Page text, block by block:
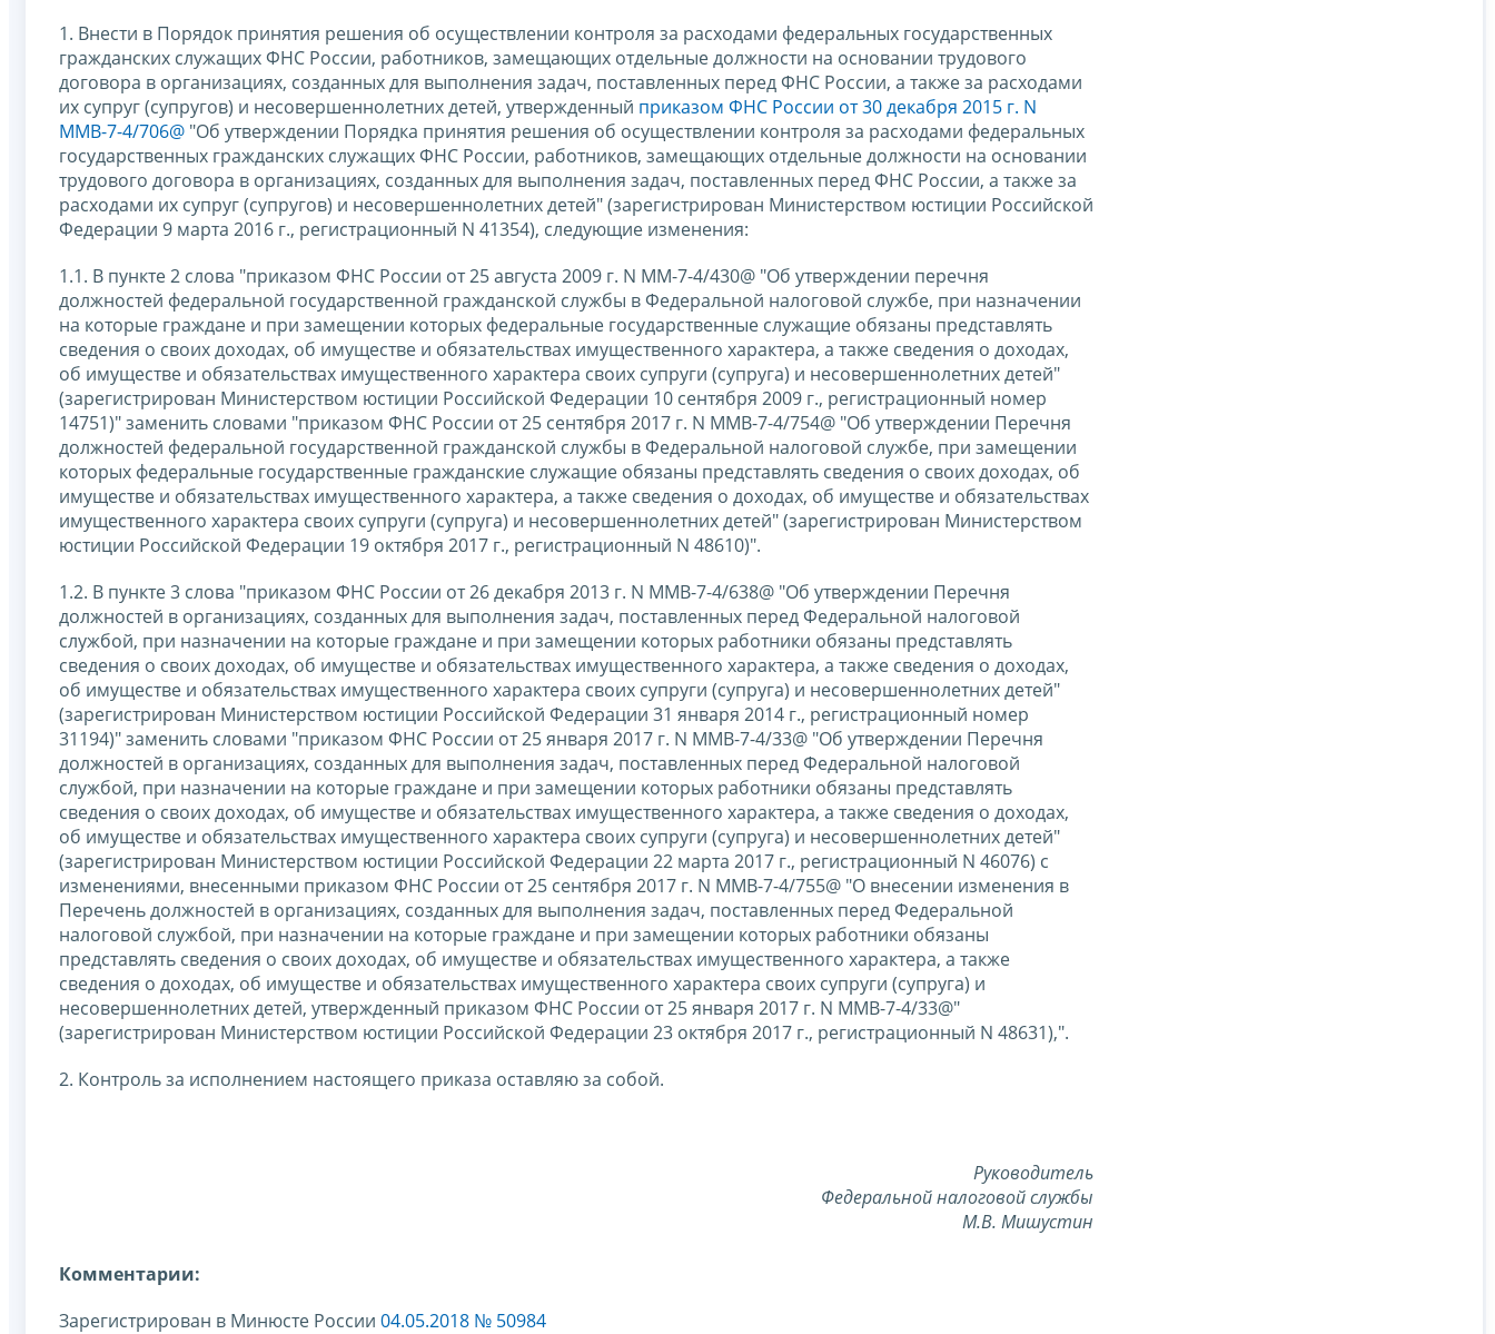
1. Внести в Порядок принятия решения об осуществлении контроля за расходами федеральных государственных
гражданских служащих ФНС России, работников, замещающих отдельные должности на основании трудового
договора в организациях, созданных для выполнения задач, поставленных перед ФНС России, а также за расходами
их супруг (супругов) и несовершеннолетних детей, утвержденный приказом ФНС России от 30 декабря 2015 г. N
ММВ-7-4/706@ "Об утверждении Порядка принятия решения об осуществлении контроля за расходами федеральных
государственных гражданских служащих ФНС России, работников, замещающих отдельные должности на основании
трудового договора в организациях, созданных для выполнения задач, поставленных перед ФНС России, а также за
расходами их супруг (супругов) и несовершеннолетних детей" (зарегистрирован Министерством юстиции Российской
Федерации 9 марта 2016 г., регистрационный N 41354), следующие изменения:
1.1. В пункте 2 слова "приказом ФНС России от 25 августа 2009 г. N ММ-7-4/430@ "Об утверждении перечня
должностей федеральной государственной гражданской службы в Федеральной налоговой службе, при назначении
на которые граждане и при замещении которых федеральные государственные служащие обязаны представлять
сведения о своих доходах, об имуществе и обязательствах имущественного характера, а также сведения о доходах,
об имуществе и обязательствах имущественного характера своих супруги (супруга) и несовершеннолетних детей"
(зарегистрирован Министерством юстиции Российской Федерации 10 сентября 2009 г., регистрационный номер
14751)" заменить словами "приказом ФНС России от 25 сентября 2017 г. N ММВ-7-4/754@ "Об утверждении Перечня
должностей федеральной государственной гражданской службы в Федеральной налоговой службе, при замещении
которых федеральные государственные гражданские служащие обязаны представлять сведения о своих доходах, об
имуществе и обязательствах имущественного характера, а также сведения о доходах, об имуществе и обязательствах
имущественного характера своих супруги (супруга) и несовершеннолетних детей" (зарегистрирован Министерством
юстиции Российской Федерации 19 октября 2017 г., регистрационный N 48610)".
1.2. В пункте 3 слова "приказом ФНС России от 26 декабря 2013 г. N ММВ-7-4/638@ "Об утверждении Перечня
должностей в организациях, созданных для выполнения задач, поставленных перед Федеральной налоговой
службой, при назначении на которые граждане и при замещении которых работники обязаны представлять
сведения о своих доходах, об имуществе и обязательствах имущественного характера, а также сведения о доходах,
об имуществе и обязательствах имущественного характера своих супруги (супруга) и несовершеннолетних детей"
(зарегистрирован Министерством юстиции Российской Федерации 31 января 2014 г., регистрационный номер
31194)" заменить словами "приказом ФНС России от 25 января 2017 г. N ММВ-7-4/33@ "Об утверждении Перечня
должностей в организациях, созданных для выполнения задач, поставленных перед Федеральной налоговой
службой, при назначении на которые граждане и при замещении которых работники обязаны представлять
сведения о своих доходах, об имуществе и обязательствах имущественного характера, а также сведения о доходах,
об имуществе и обязательствах имущественного характера своих супруги (супруга) и несовершеннолетних детей"
(зарегистрирован Министерством юстиции Российской Федерации 22 марта 2017 г., регистрационный N 46076) с
изменениями, внесенными приказом ФНС России от 25 сентября 2017 г. N ММВ-7-4/755@ "О внесении изменения в
Перечень должностей в организациях, созданных для выполнения задач, поставленных перед Федеральной
налоговой службой, при назначении на которые граждане и при замещении которых работники обязаны
представлять сведения о своих доходах, об имуществе и обязательствах имущественного характера, а также
сведения о доходах, об имуществе и обязательствах имущественного характера своих супруги (супруга) и
несовершеннолетних детей, утвержденный приказом ФНС России от 25 января 2017 г. N ММВ-7-4/33@"
(зарегистрирован Министерством юстиции Российской Федерации 23 октября 2017 г., регистрационный N 48631),".
2. Контроль за исполнением настоящего приказа оставляю за собой.
Руководитель
Федеральной налоговой службы
М.В. Мишустин
Комментарии:
Зарегистрирован в Минюсте России 04.05.2018 № 50984